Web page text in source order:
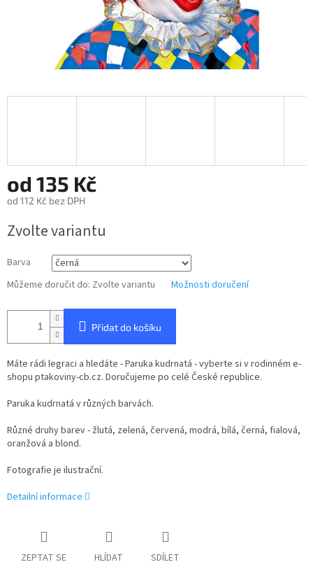
od 135 Kč
od 112 Kč bez DPH
cena:
Zvolte variantu
Barva
Můžeme doručit do: Zvolte variantu Možnosti doručení
Přidat do košíku
Máte rádi legraci a hledáte - Paruka kudrnatá - vyberte si v rodinném e-
shopu ptakoviny-cb.cz. Doručujeme po celé České republice.
Paruka kudrnatá v různých barvách.
Různé druhy barev - žlutá, zelená, červená, modrá, bílá, černá, fialová,
oranžová a blond.
Fotografie je ilustrační.
Detailní informace
ZEPTAT SE HLÍDAT SDÍLET